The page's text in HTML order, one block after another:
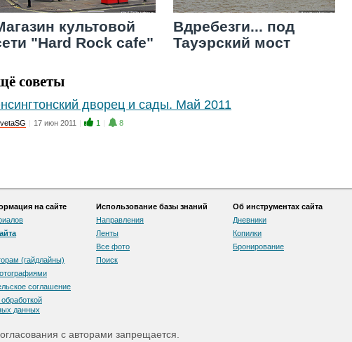
культовой
"Hard Rock cafe"
Вдребезги... под
Тауэрский мост
советы
дворец и сады. Май 2011
| 17 июн 2011 | 1 | 8
на сайте
(гайдлайны)
соглашение
данных
Использование базы знаний
Направления
Ленты
Все фото
Поиск
Об инструментах сайта
Дневники
Копилки
Бронирование
с авторами запрещается.